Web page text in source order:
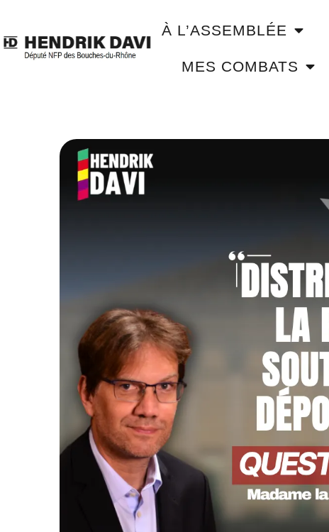
À L’ASSEMBLÉE
MES COMBATS